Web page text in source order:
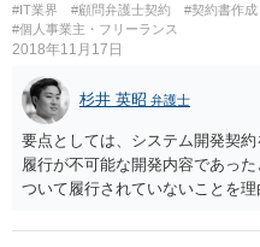
#IT業界 #顧問弁護士契約
#契約書作
#個人事業主・フリーランス
2018年11月17日
杉井 英昭 弁護士
要点としては、システム開発契
履行が不可能な開発内容であっ
ついて履行されていないことを
いうご質問であると理解しまし